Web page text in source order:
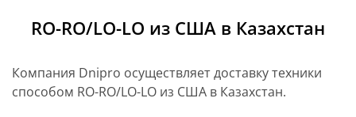
RO-RO/LO-LO из США в Казахстан
Компания Dnipro осуществляет доставку техники
способом RO-RO/LO-LO из США в Казахстан.